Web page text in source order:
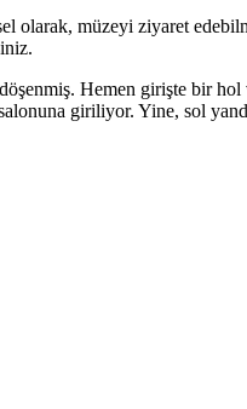
müzeyi ziyaret
Hemen girişte bir
giriliyor. Yine, sol